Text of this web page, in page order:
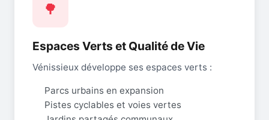
🌳
Espaces Verts et Qualité de Vie
Vénissieux développe ses espaces verts :
Parcs urbains en expansion
Pistes cyclables et voies vertes